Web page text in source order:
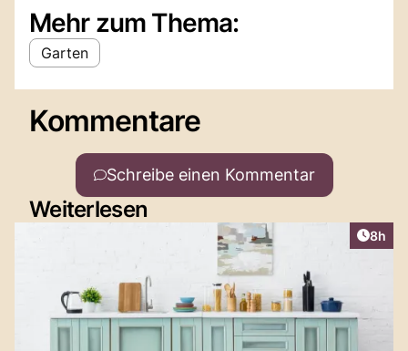
Mehr zum Thema:
Garten
Kommentare
Schreibe einen Kommentar
Weiterlesen
8h